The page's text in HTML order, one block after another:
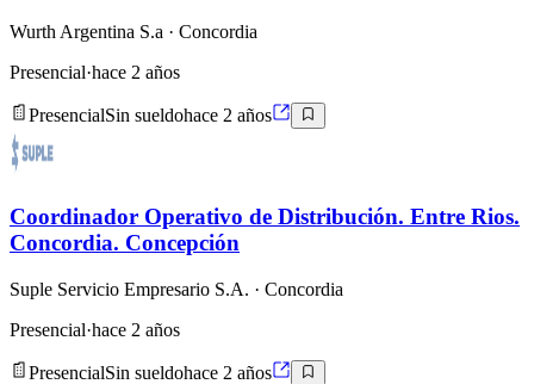
Wurth Argentina S.a · Concordia
Presencial·hace 2 años
PresencialSin sueldohace 2 años
Coordinador Operativo de Distribución. Entre Rios.
Concordia. Concepción
Suple Servicio Empresario S.A. · Concordia
Presencial·hace 2 años
PresencialSin sueldohace 2 años